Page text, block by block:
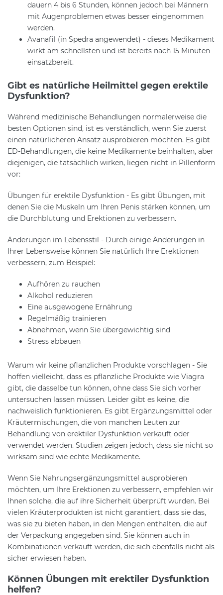
dauern 4 bis 6 Stunden, können jedoch bei Männern
mit Augenproblemen etwas besser eingenommen
werden.
Avanafil (in Spedra angewendet) - dieses Medikament
wirkt am schnellsten und ist bereits nach 15 Minuten
einsatzbereit.
Gibt es natürliche Heilmittel gegen erektile
Dysfunktion?
Während medizinische Behandlungen normalerweise die
besten Optionen sind, ist es verständlich, wenn Sie zuerst
einen natürlicheren Ansatz ausprobieren möchten. Es gibt
ED-Behandlungen, die keine Medikamente beinhalten, aber
diejenigen, die tatsächlich wirken, liegen nicht in Pillenform
vor:
Übungen für erektile Dysfunktion - Es gibt Übungen, mit
denen Sie die Muskeln um Ihren Penis stärken können, um
die Durchblutung und Erektionen zu verbessern.
Änderungen im Lebensstil - Durch einige Änderungen in
Ihrer Lebensweise können Sie natürlich Ihre Erektionen
verbessern, zum Beispiel:
Aufhören zu rauchen
Alkohol reduzieren
Eine ausgewogene Ernährung
Regelmäßig trainieren
Abnehmen, wenn Sie übergewichtig sind
Stress abbauen
Warum wir keine pflanzlichen Produkte vorschlagen - Sie
hoffen vielleicht, dass es pflanzliche Produkte wie Viagra
gibt, die dasselbe tun können, ohne dass Sie sich vorher
untersuchen lassen müssen. Leider gibt es keine, die
nachweislich funktionieren. Es gibt Ergänzungsmittel oder
Kräutermischungen, die von manchen Leuten zur
Behandlung von erektiler Dysfunktion verkauft oder
verwendet werden. Studien zeigen jedoch, dass sie nicht so
wirksam sind wie echte Medikamente.
Wenn Sie Nahrungsergänzungsmittel ausprobieren
möchten, um Ihre Erektionen zu verbessern, empfehlen wir
Ihnen solche, die auf ihre Sicherheit überprüft wurden. Bei
vielen Kräuterprodukten ist nicht garantiert, dass sie das,
was sie zu bieten haben, in den Mengen enthalten, die auf
der Verpackung angegeben sind. Sie können auch in
Kombinationen verkauft werden, die sich ebenfalls nicht als
sicher erwiesen haben.
Können Übungen mit erektiler Dysfunktion
helfen?